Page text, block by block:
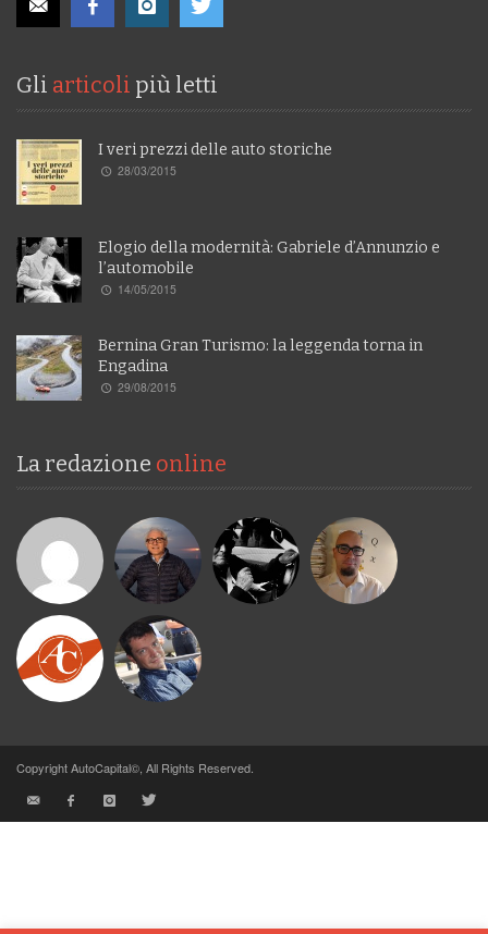
Gli articoli più letti
I veri prezzi delle auto storiche
28/03/2015
Elogio della modernità: Gabriele d’Annunzio e
l’automobile
14/05/2015
Bernina Gran Turismo: la leggenda torna in
Engadina
29/08/2015
La redazione online
Copyright AutoCapital©, All Rights Reserved.